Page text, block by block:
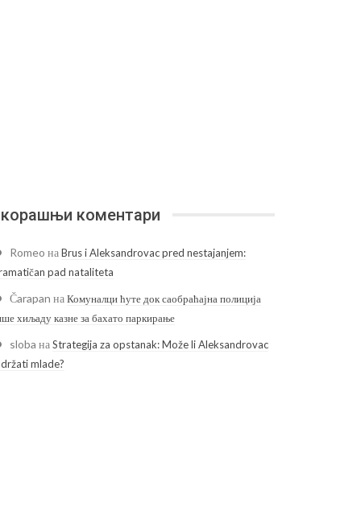
коментари
Romeo наBrus i Aleksandrovac pred nestajanjem:
pad nataliteta
Čarapan наКомуналци ћуте док саобраћајна полиција
хиљаду казне за бахато паркирање
sloba наStrategija za opstanak: Može li Aleksandrovac
mlade?